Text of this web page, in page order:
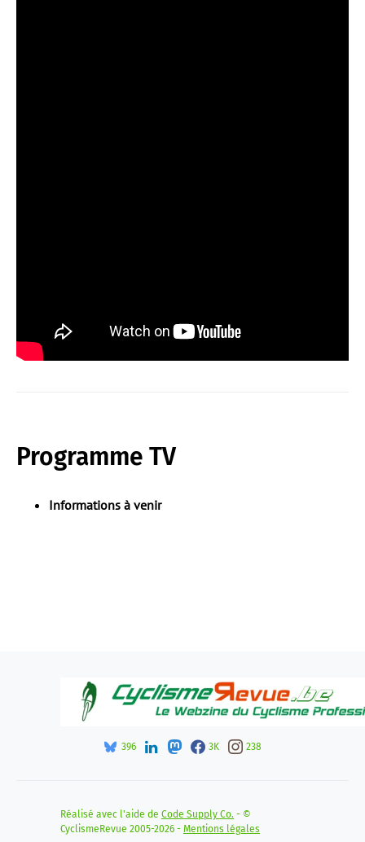
Programme TV
Informations à venir
396 3K 238
Réalisé avec l'aide de Code Supply Co. - ©
CyclismeRevue 2005-2026 - Mentions légales